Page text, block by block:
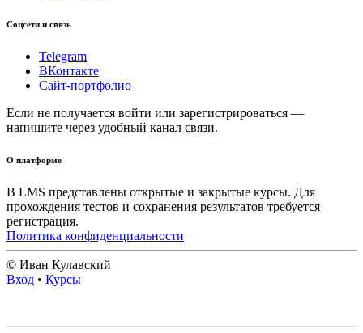
Соцсети и связь
Telegram
ВКонтакте
Сайт-портфолио
Если не получается войти или зарегистрироваться —
напишите через удобный канал связи.
О платформе
В LMS представлены открытые и закрытые курсы. Для
прохождения тестов и сохранения результатов требуется
регистрация.
Политика конфиденциальности
© Иван Кулавский
Вход • Курсы